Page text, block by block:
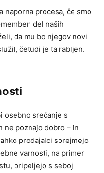
naporna procesa, če smo
del naših
da mu bo njegov novi
četudi je ta rabljen.
osebno srečanje s
ne poznajo dobro – in
prodajalci sprejmejo
varnosti, na primer
pripeljejo s seboj